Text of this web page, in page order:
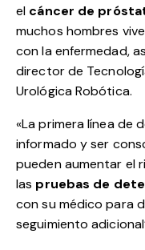
el cáncer de
muchos hombres
con la enfermedad,
director de
Urológica Robótica.
«La primera línea de
informado y ser
pueden aumentar el
las pruebas de
con su médico para
seguimiento